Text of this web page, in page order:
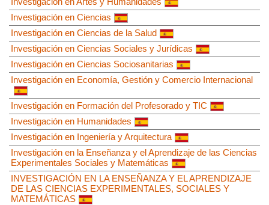
Investigación en Ciencias
Investigación en Ciencias de la Salud
Investigación en Ciencias Sociales y Jurídicas
Investigación en Ciencias Sociosanitarias
Investigación en Economía, Gestión y Comercio Internacional
Investigación en Formación del Profesorado y TIC
Investigación en Humanidades
Investigación en Ingeniería y Arquitectura
Investigación en la Enseñanza y el Aprendizaje de las Ciencias
Experimentales Sociales y Matemáticas
INVESTIGACIÓN EN LA ENSEÑANZA Y EL APRENDIZAJE
DE LAS CIENCIAS EXPERIMENTALES, SOCIALES Y
MATEMÁTICAS